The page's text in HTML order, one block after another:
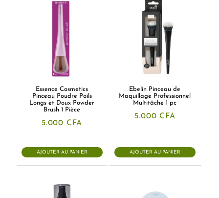
Essence Cosmetics
Pinceau Poudre Poils
Longs et Doux Powder
Brush 1 Pièce
5.000 CFA
AJOUTER AU PANIER
Ebelin Pinceau de
Maquillage Professionnel
Multitâche 1 pc
5.000 CFA
AJOUTER AU PANIER